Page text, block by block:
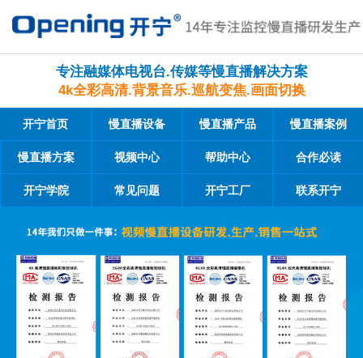
专注融媒体电视台.传媒等慢直播解决方案
4k全彩高清.背景音乐.巡航变焦.画面切换
开宁首页 慢直播设备 慢直播产品 慢直播案例
慢直播方案 视频中心 帮助中心 合作必读
开宁学院 常见问题 开宁工厂 联系开宁